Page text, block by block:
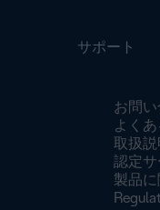
サポート
お問
よく
取扱説
認定
製品